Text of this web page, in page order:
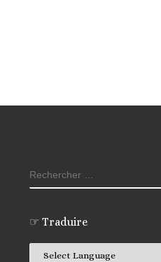
RECHERCHER
☞ Traduire